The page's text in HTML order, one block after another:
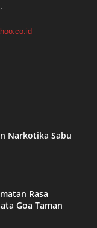
Narkotika Sabu
Rasa
Goa Taman